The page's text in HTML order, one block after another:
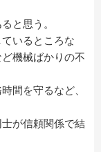
と思う。
いるところな
機械ばかりの不
間を守るなど、
が信頼関係で結